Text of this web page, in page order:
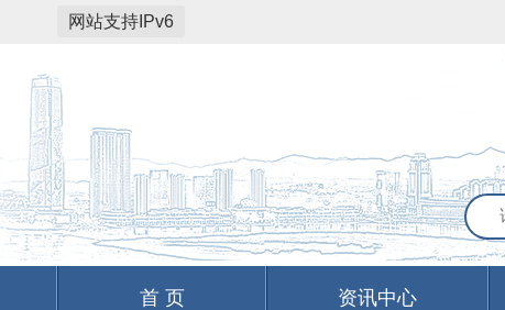
网站支持IPv6
首 页 资讯中心